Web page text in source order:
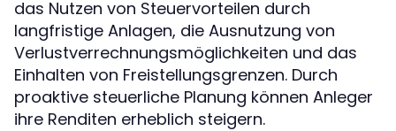
das Nutzen von Steuervorteilen durch
langfristige Anlagen, die Ausnutzung von
Verlustverrechnungsmöglichkeiten und das
Einhalten von Freistellungsgrenzen. Durch
proaktive steuerliche Planung können Anleger
ihre Renditen erheblich steigern.